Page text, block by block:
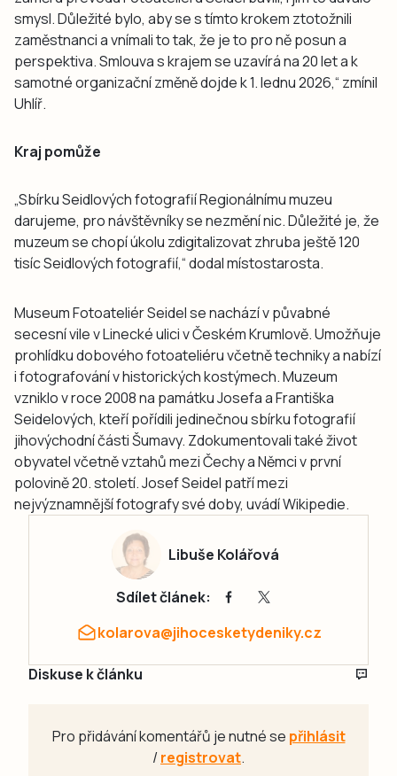
smysl. Důležité bylo, aby se s tímto krokem ztotožnili
zaměstnanci a vnímali to tak, že je to pro ně posun a
perspektiva. Smlouva s krajem se uzavírá na 20 let a k
samotné organizační změně dojde k 1. lednu 2026,“ zmínil
Uhlíř.
Kraj pomůže
„Sbírku Seidlových fotografií Regionálnímu muzeu
darujeme, pro návštěvníky se nezmění nic. Důležité je, že
muzeum se chopí úkolu zdigitalizovat zhruba ještě 120
tisíc Seidlových fotografií,“ dodal místostarosta.
Museum Fotoateliér Seidel se nachází v půvabné
secesní vile v Linecké ulici v Českém Krumlově. Umožňuje
prohlídku dobového fotoateliéru včetně techniky a nabízí
i fotografování v historických kostýmech. Muzeum
vzniklo v roce 2008 na památku Josefa a Františka
Seidelových, kteří pořídili jedinečnou sbírku fotografií
jihovýchodní části Šumavy. Zdokumentovali také život
obyvatel včetně vztahů mezi Čechy a Němci v první
polovině 20. století. Josef Seidel patří mezi
nejvýznamnější fotografy své doby, uvádí Wikipedie.
Libuše Kolářová
Sdílet článek:
kolarova@jihocesketydeniky.cz
Diskuse k článku
Pro přidávání komentářů je nutné se přihlásit
/registrovat.